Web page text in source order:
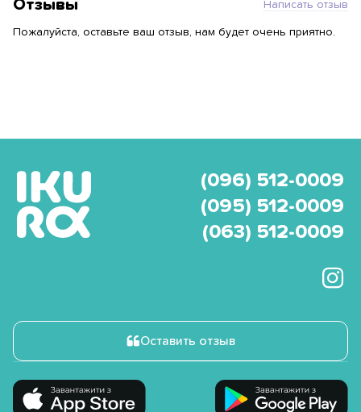
Отзывы Написать отзыв
Пожалуйста, оставьте ваш отзыв, нам будет очень приятно.
(096) 512-0009
(095) 512-0009
(063) 512-0009
Оставить отзыв